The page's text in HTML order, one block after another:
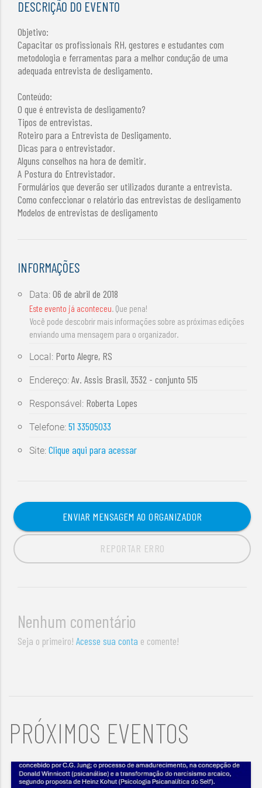
DESCRIÇÃO DO EVENTO
Objetivo:
Capacitar os profissionais RH, gestores e estudantes com
metodologia e ferramentas para a melhor condução de uma
adequada entrevista de desligamento.
Conteúdo:
O que é entrevista de desligamento?
Tipos de entrevistas.
Roteiro para a Entrevista de Desligamento.
Dicas para o entrevistador.
Alguns conselhos na hora de demitir.
A Postura do Entrevistador.
Formulários que deverão ser utilizados durante a entrevista.
Como confeccionar o relatório das entrevistas de desligamento
Modelos de entrevistas de desligamento
INFORMAÇÕES
Data:06 de abril de 2018
Este evento já aconteceu. Que pena!
Você pode descobrir mais informações sobre as próximas edições
enviando uma mensagem para o organizador.
Local: Porto Alegre, RS
Endereço:Av. Assis Brasil, 3532 - conjunto 515
Responsável: Roberta Lopes
Telefone:51 33505033
Site:Clique aqui para acessar
ENVIAR MENSAGEM AO ORGANIZADOR
REPORTAR ERRO
Nenhum comentário
Seja o primeiro!Acesse sua conta e comente!
PRÓXIMOS EVENTOS